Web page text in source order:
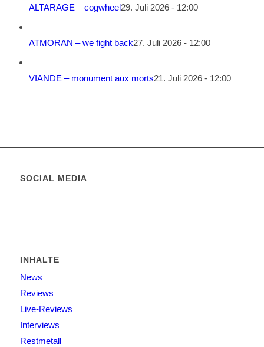
ALTARAGE – cogwheel29. Juli 2026 - 12:00
ATMORAN – we fight back27. Juli 2026 - 12:00
VIANDE – monument aux morts21. Juli 2026 - 12:00
SOCIAL MEDIA
INHALTE
News
Reviews
Live-Reviews
Interviews
Restmetall